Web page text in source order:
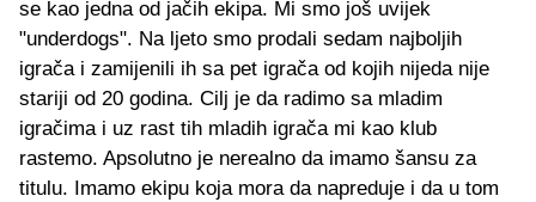
se kao jedna od jačih ekipa. Mi smo još uvijek
"underdogs". Na ljeto smo prodali sedam najboljih
igrača i zamijenili ih sa pet igrača od kojih nijeda nije
stariji od 20 godina. Cilj je da radimo sa mladim
igračima i uz rast tih mladih igrača mi kao klub
rastemo. Apsolutno je nerealno da imamo šansu za
titulu. Imamo ekipu koja mora da napreduje i da u tom